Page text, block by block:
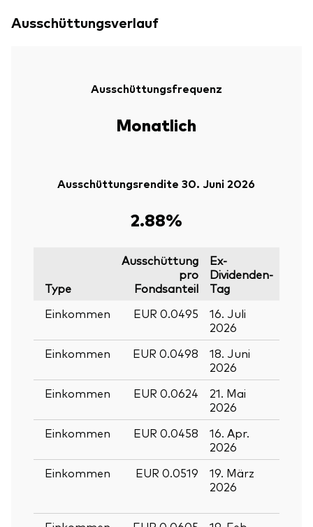
Ausschüttungsverlauf
Ausschüttungsfrequenz
Monatlich
Ausschüttungsrendite 30. Juni 2026
2.88%
Type
Ausschüttung
pro
Fondsanteil
Ex-
Dividenden-
Tag
Einkommen
EUR 0.0495
16. Juli
2026
Einkommen
EUR 0.0498
18. Juni
2026
Einkommen
EUR 0.0624
21. Mai
2026
Einkommen
EUR 0.0458
16. Apr.
2026
Einkommen
EUR 0.0519
19. März
2026